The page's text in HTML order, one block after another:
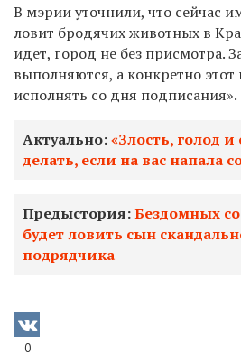
В мэрии уточнили, что сейчас
ловит бродячих животных в
идет, город не без присмотра.
выполняются, а конкретно этот
исполнять со дня подписания».
Актуально:«Злость, голод
делать, если на вас напала
Предыстория:Бездомных
будет ловить сын
подрядчика
0